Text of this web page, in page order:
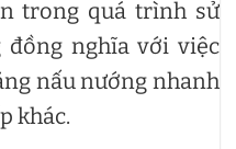
trong quá trình sử
đồng nghĩa với việc
nấu nướng nhanh
khác.